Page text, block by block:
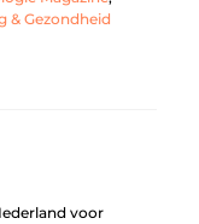
& Gezondheid
voor